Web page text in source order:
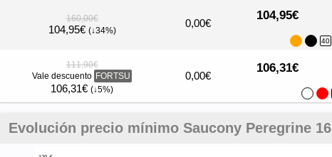
160,00€
104,95€ (↓34%)
0,00€
104,95€
40
111,90€
Vale descuento FORTSU
106,31€ (↓5%)
0,00€
106,31€
Evolución precio mínimo Saucony Peregrine 16